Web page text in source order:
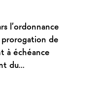
l’ordonnance
de
à échéance
du...